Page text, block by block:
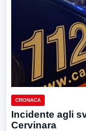
CRONACA
Incidente agli
Cervinara